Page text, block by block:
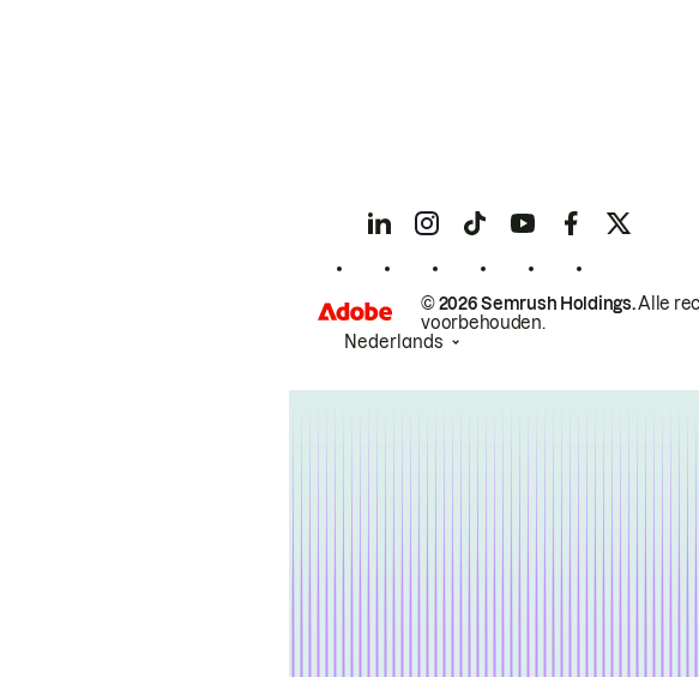
© 2026 Semrush Holdings.Alle
voorbehouden.
Nederlands